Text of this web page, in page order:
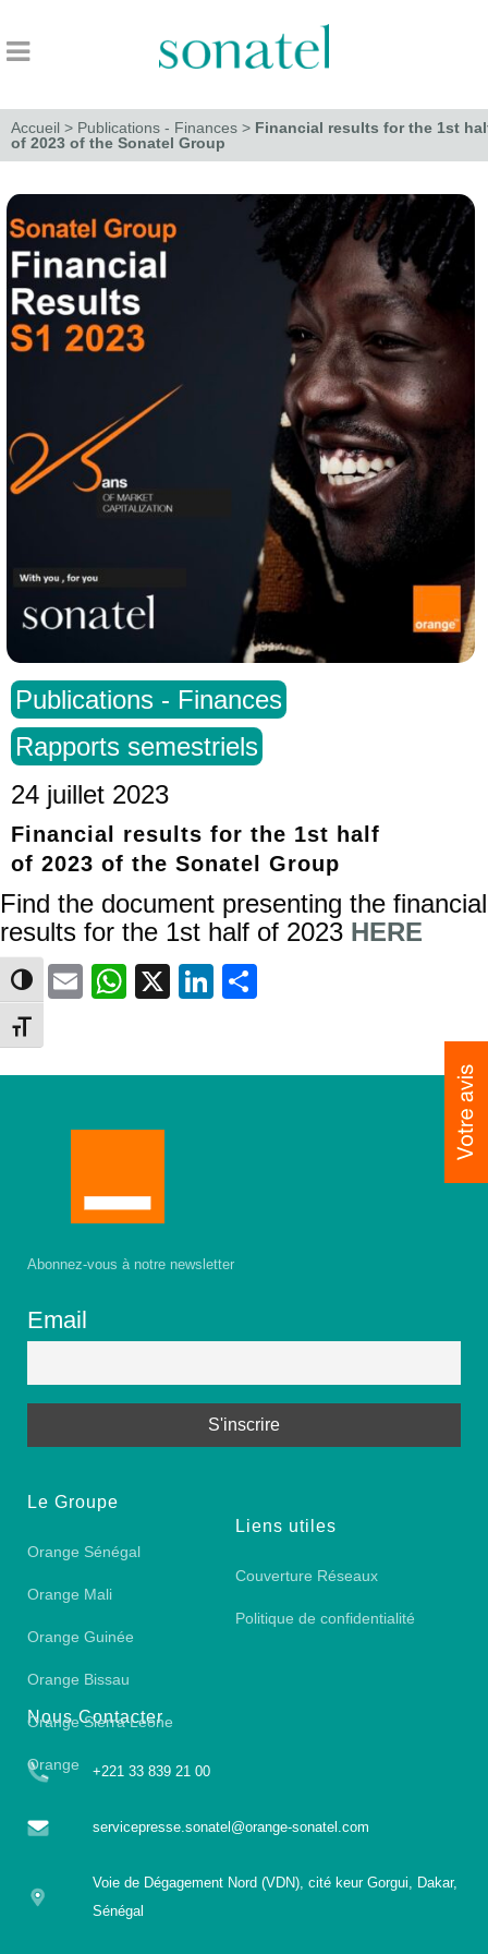
Toggle High Contrast
Toggle Font size
Accueil > Publications - Finances > Financial results for the 1st
of 2023 of the Sonatel Group
Publications - Finances
Rapports semestriels
24 juillet 2023
Financial results for the 1st half
of 2023 of the Sonatel Group
Find the document presenting the financial
results for the 1st half of 2023 HERE
Facebook
EmailWhatsApp
X LinkedIn
Abonnez-vous à notre newsletter
Email
Le Groupe
Orange Sénégal
Orange Mali
Orange Guinée
Orange Bissau
Orange Sierra Leone
Orange
Liens utiles
Couverture Réseaux
Politique de confidentialité
Nous Contacter
+221 33 839 21 00
servicepresse.sonatel@orange-sonatel.com
Voie de Dégagement Nord (VDN), cité keur Gorgui, Dakar,
Sénégal